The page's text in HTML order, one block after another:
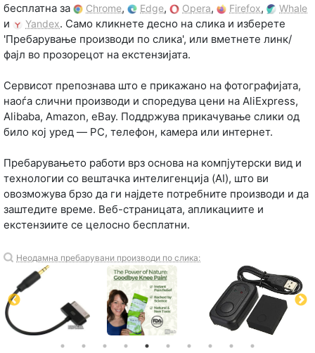
бесплатна за
Chrome, Edge, Opera, Firefox, Whale
и Yandex. Само кликнете десно на слика и изберете
'Пребарување производи по слика', или вметнете линк/
фајл во прозорецот на екстензијата.
Сервисот препознава што е прикажано на фотографијата,
наоѓа слични производи и споредува цени на AliExpress,
Alibaba, Amazon, eBay. Поддржува прикачување слики од
било кој уред — PC, телефон, камера или интернет.
Пребарувањето работи врз основа на компјутерски вид и
технологии со вештачка интелигенција (AI), што ви
овозможува брзо да ги најдете потребните производи и да
заштедите време. Веб-страницата, апликациите и
екстензиите се целосно бесплатни.
Неодамна пребарувани производи по слика: